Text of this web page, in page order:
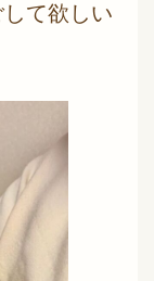
て欲しい